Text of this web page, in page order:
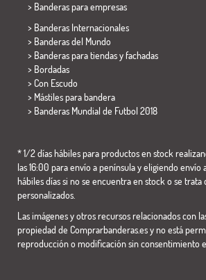
> Banderas para empresas
> Banderas Internacionales
> Banderas del Mundo
> Banderas para tiendas y fachadas
> Bordadas
> Con Escudo
> Mástiles para bandera
> Banderas Mundial de Futbol 2018
* 1/2 días hábiles para productos en stock
las 16:00 para envío a península y eligiendo envío
hábiles días si no se encuentra en stock o se
personalizados.
Las imágenes y otros recursos relacionados con
propiedad de Comprarbanderas.es y no está
reproducción o modificación sin consentimiento